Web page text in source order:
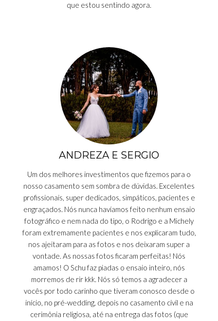
que estou sentindo agora.
ANDREZA E SERGIO
Um dos melhores investimentos que fizemos para o
nosso casamento sem sombra de dúvidas. Excelentes
profissionais, super dedicados, simpáticos, pacientes e
engraçados. Nós nunca havíamos feito nenhum ensaio
fotográfico e nem nada do tipo, o Rodrigo e a Michely
foram extremamente pacientes e nos explicaram tudo,
nos ajeitaram para as fotos e nos deixaram super a
vontade. As nossas fotos ficaram perfeitas! Nós
amamos! O Schu faz piadas o ensaio inteiro, nós
morremos de rir kkk. Nós só temos a agradecer a
vocês por todo carinho que tiveram conosco desde o
início, no pré-wedding, depois no casamento civil e na
cerimônia religiosa, até na entrega das fotos (que